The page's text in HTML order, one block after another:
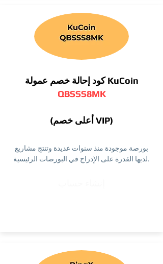
كود إحالة خصم عمولة KuCoin
QBSSS8MK
(أعلى خصم VIP)
بورصة موجودة منذ سنوات عديدة وتنتج مشاريع
لديها القدرة على الإدراج في البورصات الرئيسية.